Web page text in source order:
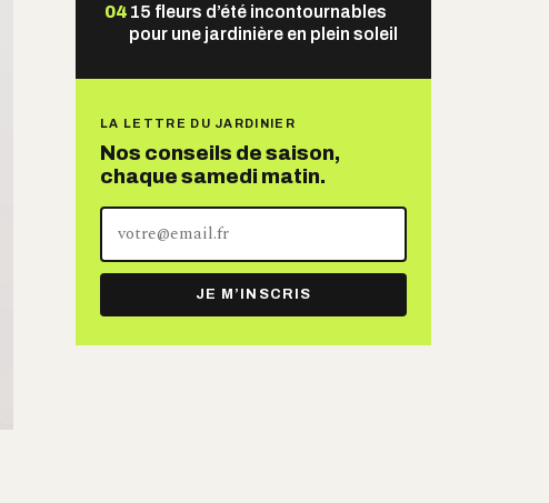
04 15 fleurs d’été incontournables
pour une jardinière en plein soleil
LA LETTRE DU JARDINIER
Nos conseils de saison,
chaque samedi matin.
adresse
mail
JE M’INSCRIS